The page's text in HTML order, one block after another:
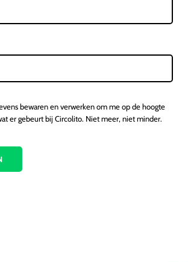
bewaren en verwerken om me op de hoogte
er gebeurt bij Circolito. Niet meer, niet minder.